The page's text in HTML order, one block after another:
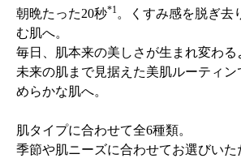
朝晩たった20秒*1 。くすみ感を脱ぎ去
む肌へ。
毎日、肌本来の美しさが生まれ変わる
未来の肌まで見据えた美肌ルーティ
めらかな肌へ。
肌タイプに合わせて全6種類。
季節や肌ニーズに合わせてお選びいた